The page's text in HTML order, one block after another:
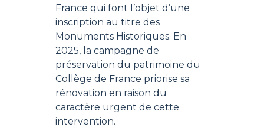
France qui font l’objet d’une
inscription au titre des
Monuments Historiques. En
2025, la campagne de
préservation du patrimoine du
Collège de France priorise sa
rénovation en raison du
caractère urgent de cette
intervention.